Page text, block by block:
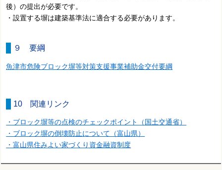
後）の提出が必要です。
・設置する塀は建築基準法に適合する必要があります。
９ 要綱
魚津市危険ブロック塀等対策支援事業補助金交付要綱
10 関連リンク
・ブロック塀等の点検のチェックポイント（国土交通省）
・ブロック塀の倒壊防止について（富山県）
・富山県住みよい家づくり資金融資制度